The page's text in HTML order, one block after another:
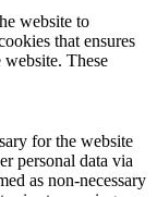
website to
that ensures
These
for the website
personal data via
as non-necessary